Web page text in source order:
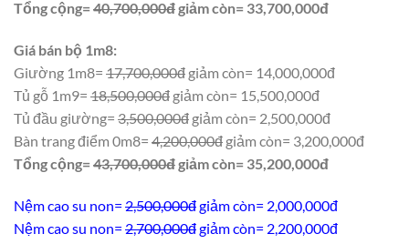
Tổng cộng=40,700,000đgiảm còn= 33,700,000đ
Giá bán bộ 1m8:
Giường 1m8= 17,700,000đ giảm còn= 14,000,000đ
Tủ gỗ 1m9= 18,500,000đ giảm còn= 15,500,000đ
Tủ đầu giường= 3,500,000đ giảm còn= 2,500,000đ
Bàn trang điểm 0m8= 4,200,000đ giảm còn= 3,200,000đ
Tổng cộng=43,700,000đgiảm còn= 35,200,000đ
Nệm cao su non= 2,500,000đgiảm còn= 2,000,000đ
Nệm cao su non= 2,700,000đgiảm còn= 2,200,000đ